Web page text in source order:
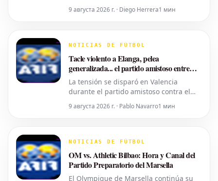
posiciona como el primer líder del
descendido Nantes ha protagonizado la
Dunkerque y R
9 августа 2026 г. · Diego Herrera1 мин
NOTICIAS DE FÚTBOL
Tacle violento a Elanga, pelea
generalizada... el partido amistoso entre
Valencia y Newcastle se salió de control
La tensión se disparó en Valencia
durante el partido amistoso contra el
José Luis Gayà protagonizó una entrada
ambos equipos. Gayà fue expulsado por
9 августа 2026 г. · Pablo Navarro1 мин
NOTICIAS DE FÚTBOL
OM vs. Athletic Bilbao: Hora y Canal del
Partido Preparatorio del Marsella
El Olympique de Marsella continúa su